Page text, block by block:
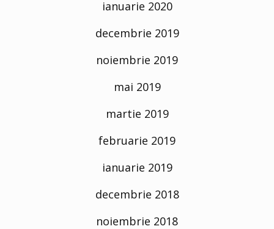
ianuarie 2020
decembrie 2019
noiembrie 2019
mai 2019
martie 2019
februarie 2019
ianuarie 2019
decembrie 2018
noiembrie 2018